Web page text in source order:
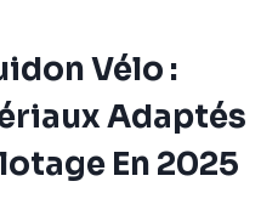
Vélo :
Adaptés
En 2025